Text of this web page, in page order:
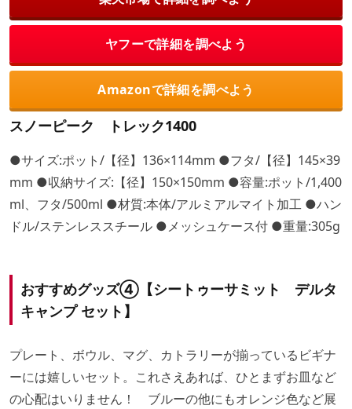
ヤフーで詳細を調べよう
Amazonで詳細を調べよう
スノーピーク トレック1400
●サイズ:ポット/【径】136×114mm ●フタ/【径】145×39
mm ●収納サイズ:【径】150×150mm ●容量:ポット/1,400
ml、フタ/500ml ●材質:本体/アルミアルマイト加工 ●ハン
ドル/ステンレススチール ●メッシュケース付 ●重量:305g
おすすめグッズ④【シートゥーサミット デルタ
キャンプ セット】
プレート、ボウル、マグ、カトラリーが揃っているビギナ
ーには嬉しいセット。これさえあれば、ひとまずお皿など
の心配はいりません！ ブルーの他にもオレンジ色など展